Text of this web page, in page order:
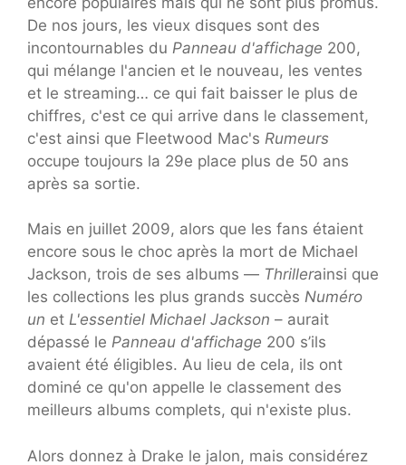
De nos jours, les vieux disques sont des
incontournables du Panneau d'affichage 200,
qui mélange l'ancien et le nouveau, les ventes
et le streaming… ce qui fait baisser le plus de
chiffres, c'est ce qui arrive dans le classement,
c'est ainsi que Fleetwood Mac's Rumeurs
occupe toujours la 29e place plus de 50 ans
après sa sortie.
Mais en juillet 2009, alors que les fans étaient
encore sous le choc après la mort de Michael
Jackson, trois de ses albums — Thrillerainsi que
les collections les plus grands succès Numéro
un et L'essentiel Michael Jackson – aurait
dépassé le Panneau d'affichage 200 s’ils
avaient été éligibles. Au lieu de cela, ils ont
dominé ce qu'on appelle le classement des
meilleurs albums complets, qui n'existe plus.
Alors donnez à Drake le jalon, mais considérez